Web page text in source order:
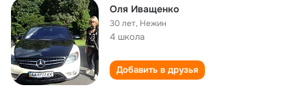
Оля Иващенко
30 лет, Нежин
4 школа
Добавить в друзья